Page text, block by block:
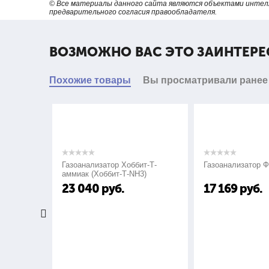
Глубина обнаруживаемых поверхностных и
подповерхностных дефектов*
3. Диапазон частот тока возбуждения
© Все материалы данного сайта являются объектами
предварительного согласия правообладателя.
ВОЗМОЖНО ВАС ЭТО
Похожие товары Вы просматривали ранее
Газоанализатор Хоббит-Т-
аммиак (Хоббит-Т-NH3)
23 040руб.
Газоанализатор ФСТ-
17 169 руб.